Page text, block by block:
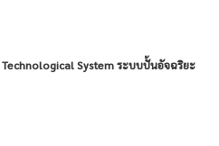
Technological System ระบบปั้นอัจฉริยะ